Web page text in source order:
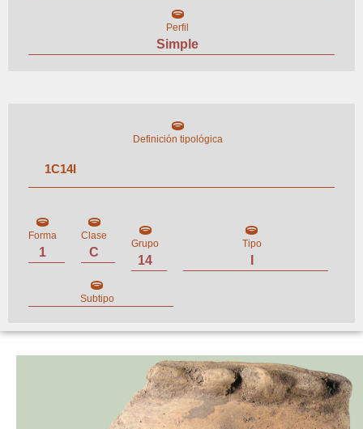
Perfil
Simple
Definición tipológica
1C14I
Forma
1
Clase
C
Grupo
14
Tipo
Subtipo